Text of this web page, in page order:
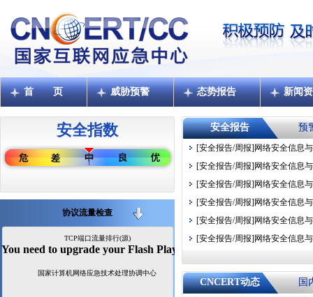
首 页 威胁预警 态势报告 新闻
协议流量检查
安全报告 预
[安全报告/周报] 网络安全信息
[安全报告/周报] 网络安全信息
[安全报告/周报] 网络安全信息
[安全报告/周报] 网络安全信息
[安全报告/周报] 网络安全信息
[安全报告/周报] 网络安全信息
CNCERT动态 国